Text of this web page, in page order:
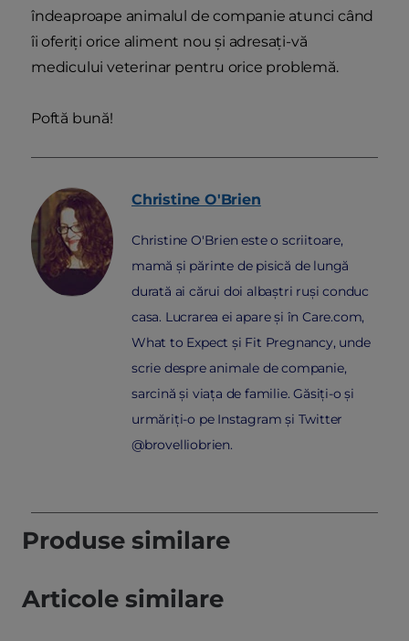
îndeaproape animalul de companie atunci când
îi oferiți orice aliment nou și adresați-vă
medicului veterinar pentru orice problemă.
Poftă bună!
Christine O'Brien
Christine O'Brien este o scriitoare,
mamă și părinte de pisică de lungă
durată ai cărui doi albaștri ruși conduc
casa. Lucrarea ei apare și în Care.com,
What to Expect și Fit Pregnancy, unde
scrie despre animale de companie,
sarcină și viața de familie. Găsiți-o și
urmăriți-o pe Instagram și Twitter
@brovelliobrien.
Produse similare
Articole similare